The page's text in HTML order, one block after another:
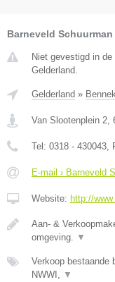
Barneveld Schuurman
Niet gevestigd in
Gelderland.
Gelderland »
Van Slootenplein 2
Tel: 0318 - 430043
E-mail › Barneveld
Website: http://
Aan- &
omgeving.
▼
Verkoop bestaande
NWWI,
▼